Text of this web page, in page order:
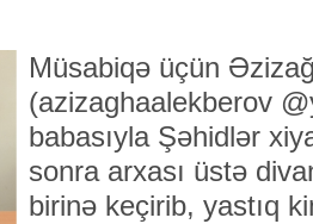
Müsabiqə üçün
(azizaghaalekberov
babasıyla Şəhidlər
sonra arxası üstə
birinə keçirib, yastıq